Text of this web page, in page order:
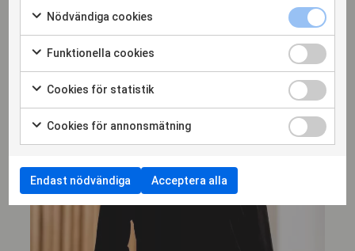
Nödvändiga cookies
Funktionella cookies
Cookies för statistik
Cookies för annonsmätning
Endast nödvändiga Acceptera alla